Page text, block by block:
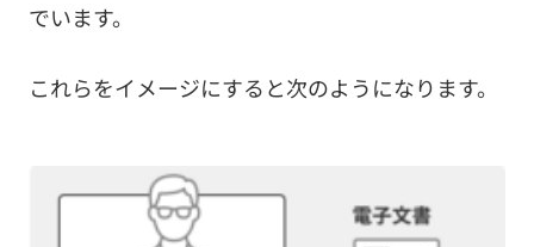
でいます。
これらをイメージにすると次のようになります。